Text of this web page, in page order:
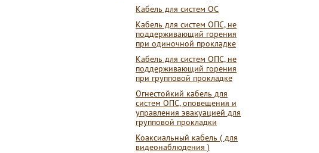
Кабель для систем ОС
Кабель для систем ОПС, не
поддерживающий горения
при одиночной прокладке
Кабель для систем ОПС, не
поддерживающий горения
при групповой прокладке
Огнестойкий кабель для
систем ОПС, оповещения и
управления эвакуацией для
групповой прокладки
Коаксиальный кабель ( для
видеонаблюдения )